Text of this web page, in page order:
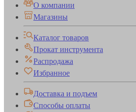
О компании
Магазины
Каталог товаров
Прокат инструмента
Распродажа
Избранное
Доставка и подъем
Способы оплаты